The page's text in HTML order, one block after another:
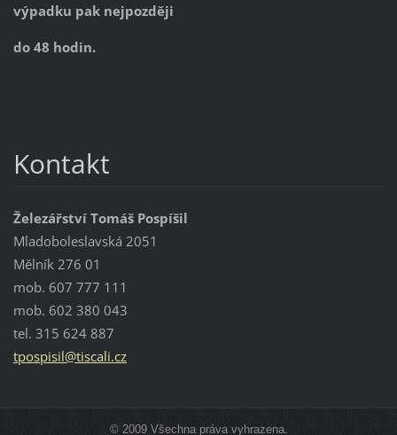
výpadku pak nejpozději
do 48 hodin.
Kontakt
Železářství Tomáš Pospíšil
Mladoboleslavská 2051
Mělník 276 01
mob. 607 777 111
mob. 602 380 043
tel. 315 624 887
tpospisil@tiscali.cz
© 2009 Všechna práva vyhrazena.